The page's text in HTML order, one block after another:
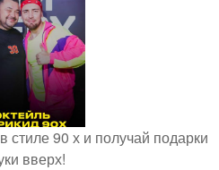
стиле 90 х и получай подарки
вверх!